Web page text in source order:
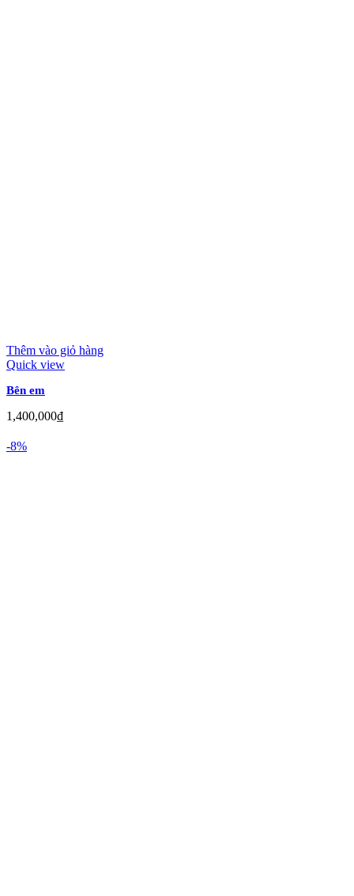
Thêm vào giỏ hàng
Quick view
Bên em
1,400,000₫
-8%